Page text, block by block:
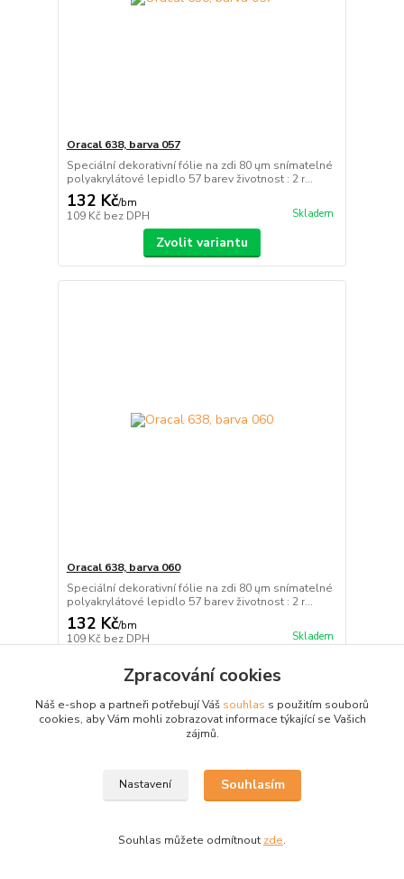
Oracal 638, barva 057
Speciální dekorativní fólie na zdi 80 ųm snímatelné
polyakrylátové lepidlo 57 barev životnost : 2 r...
132 Kč/bm
109 Kč bez DPH Skladem
Zvolit variantu
Oracal 638, barva 060
Speciální dekorativní fólie na zdi 80 ųm snímatelné
polyakrylátové lepidlo 57 barev životnost : 2 r...
132 Kč/bm
109 Kč bez DPH Skladem
Zvolit variantu
Zpracování cookies
Náš e-shop a partneři potřebují Váš souhlas s použitím souborů
cookies, aby Vám mohli zobrazovat informace týkající se Vašich
zájmů.
Nastavení Souhlasím
Souhlas můžete odmítnout zde.